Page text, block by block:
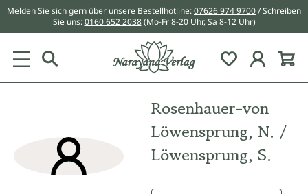
springen
Melden Sie sich gern über unsere Bestellhotline:07626 974 9700/ Schreiben
Sie uns:0160 652 2038 (Mo-Fr 8-20 Uhr, Sa 8-12 Uhr)
Du hast 0
Rosenhauer-von
Löwensprung, N. /
Löwensprung, S.